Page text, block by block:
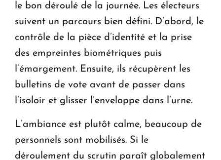
le bon déroulé de la journée. Les électeurs
suivent un parcours bien défini. D’abord, le
contrôle de la pièce d’identité et la prise
des empreintes biométriques puis
l’émargement. Ensuite, ils récupèrent les
bulletins de vote avant de passer dans
l’isoloir et glisser l’enveloppe dans l’urne.
L’ambiance est plutôt calme, beaucoup de
personnels sont mobilisés. Si le
déroulement du scrutin paraît globalement